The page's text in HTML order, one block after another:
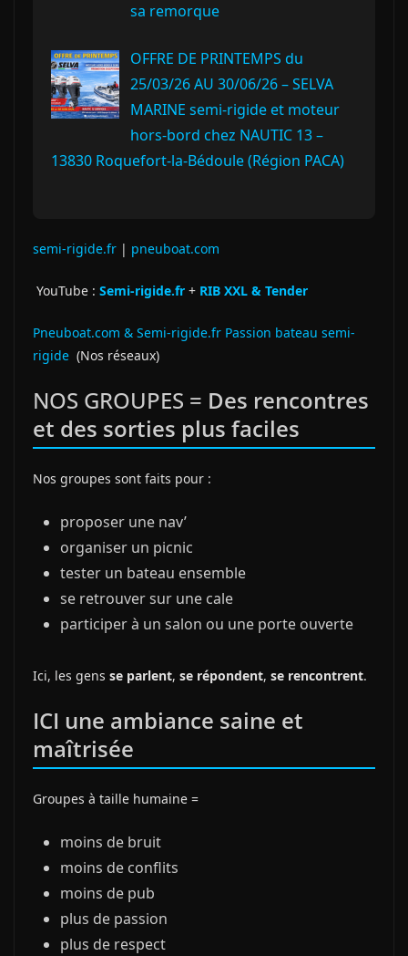
sa remorque
OFFRE DE PRINTEMPS du
25/03/26 AU 30/06/26 – SELVA
MARINE semi-rigide et moteur
hors-bord chez NAUTIC 13 –
13830 Roquefort‑la‑Bédoule (Région PACA)
semi-rigide.fr | pneuboat.com
YouTube : Semi-rigide.fr + RIB XXL & Tender
Pneuboat.com & Semi-rigide.fr Passion bateau semi-
rigide (Nos réseaux)
NOS GROUPES = Des rencontres
et des sorties plus faciles
Nos groupes sont faits pour :
proposer une nav’
organiser un picnic
tester un bateau ensemble
se retrouver sur une cale
participer à un salon ou une porte ouverte
Ici, les gens se parlent, se répondent, se rencontrent.
ICI une ambiance saine et
maîtrisée
Groupes à taille humaine =
moins de bruit
moins de conflits
moins de pub
plus de passion
plus de respect